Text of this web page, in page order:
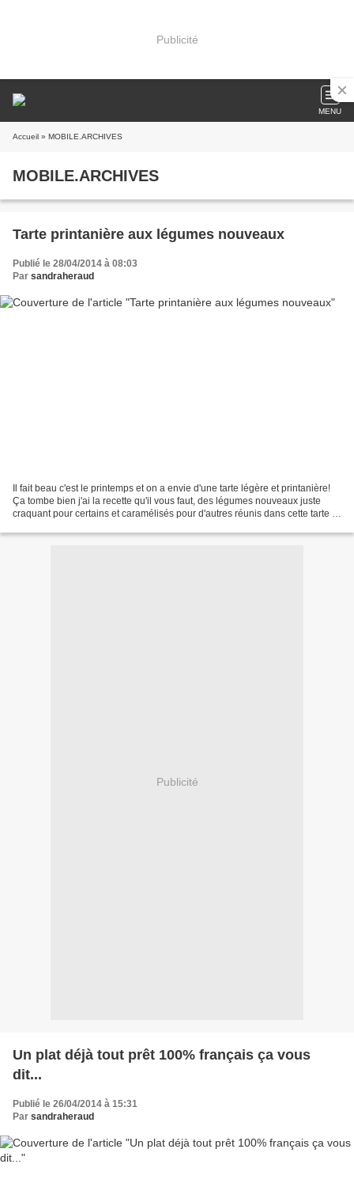
Publicité
MENU
Accueil » MOBILE.ARCHIVES
MOBILE.ARCHIVES
Tarte printanière aux légumes nouveaux
Publié le 28/04/2014 à 08:03
Par sandraheraud
Il fait beau c'est le printemps et on a envie d'une tarte légère et printanière!
Ça tombe bien j'ai la recette qu'il vous faut, des légumes nouveaux juste
craquant pour certains et caramélisés pour d'autres réunis dans cette tarte le
Publicité
Un plat déjà tout prêt 100% français ça vous
dit...
Publié le 26/04/2014 à 15:31
Par sandraheraud